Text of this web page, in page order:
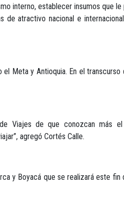
interno, establecer insumos que
atractivo nacional e
Meta y Antioquia. En el
Viajes de que conozcan más
agregó Cortés Calle.
y Boyacá que se realizará este